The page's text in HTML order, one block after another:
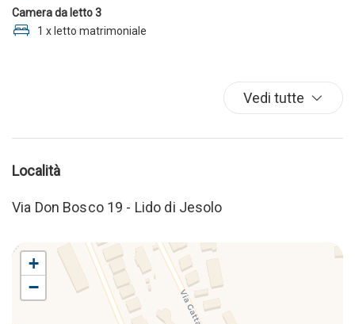
Camera da letto 3
1 x letto matrimoniale
Vedi tutte
Località
Via Don Bosco 19 - Lido di Jesolo
+
−